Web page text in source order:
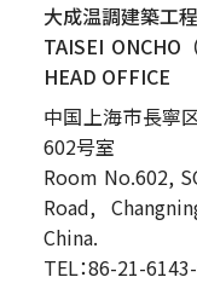
大成温調建築工
TAISEI ONCHO
HEAD OFFICE
中国上海市長寧
602号室
Room No.602,
Road,
China.
TEL：86-21-